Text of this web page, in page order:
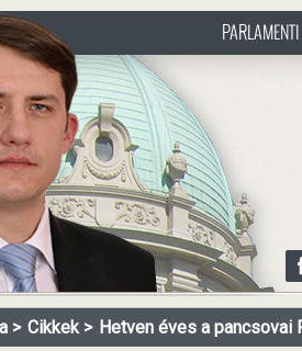
hu
Cikkek Hetven éves a pancsovai